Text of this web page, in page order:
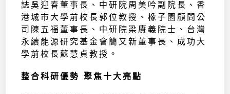
誌吳迎春董事長、中研院周美吟副院長、香
港城市大學前校長郭位教授、橡子園顧問公
司陳五福董事長、中研院梁賡義院士、台灣
永續能源研究基金會簡又新董事長、成功大
學前校長蘇慧貞教授。
整合科研優勢 聚焦十大亮點